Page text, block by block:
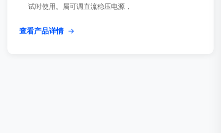
试时使用。属可调直流稳压电源，
查看产品详情 →